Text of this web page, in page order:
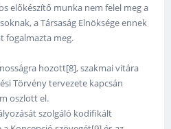
előkészítő munka nem felel meg a
a Társaság Elnöksége ennek
fogalmazta meg.
hozott[8], szakmai vitára
Törvény tervezete kapcsán
oszlott el.
szolgáló kodifikált